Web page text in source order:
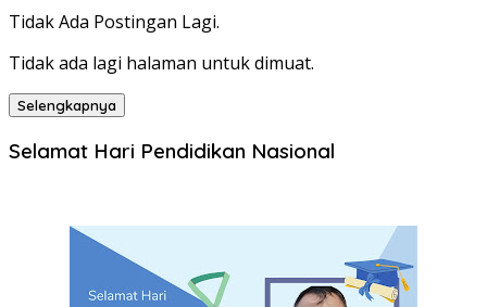
Tidak Ada Postingan Lagi.
Tidak ada lagi halaman untuk dimuat.
Selengkapnya
Selamat Hari Pendidikan Nasional